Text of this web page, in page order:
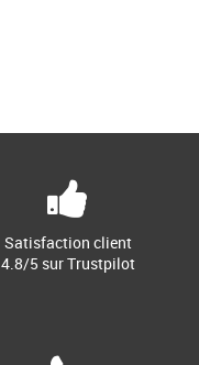
Satisfaction client
4.8/5 sur Trustpilot